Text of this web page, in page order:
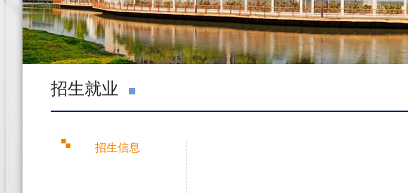
招生就业
招生信息